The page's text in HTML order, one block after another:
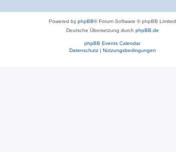
Powered by phpBB® Forum Software © phpBB Limited
Deutsche Übersetzung durch phpBB.de
phpBB Events Calendar
Datenschutz| Nutzungsbedingungen